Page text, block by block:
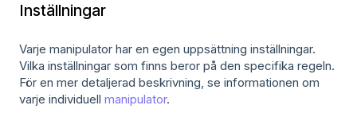
Inställningar
Varje manipulator har en egen uppsättning inställningar.
Vilka inställningar som finns beror på den specifika regeln.
För en mer detaljerad beskrivning, se informationen om
varje individuell manipulator.